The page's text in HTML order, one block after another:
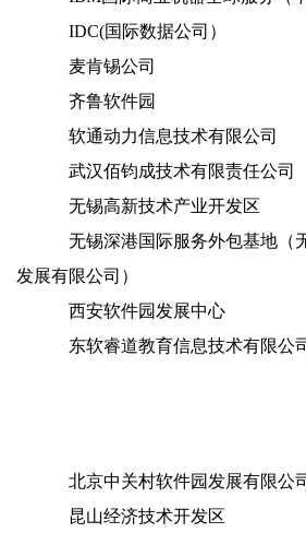
IDC(国际数据公司）
麦肯锡公司
齐鲁软件园
软通动力信息技术有限公司
武汉佰钧成技术有限责任公司
无锡高新技术产业开发区
无锡深港国际服务外包基地（
发展有限公司）
西安软件园发展中心
东软睿道教育信息技术有限公
北京中关村软件园发展有限公
昆山经济技术开发区